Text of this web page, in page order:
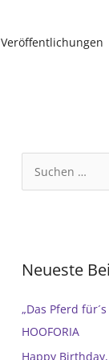
Veröffentlichungen
n
Neueste
„Das Pferd
HOOFORIA
Happy